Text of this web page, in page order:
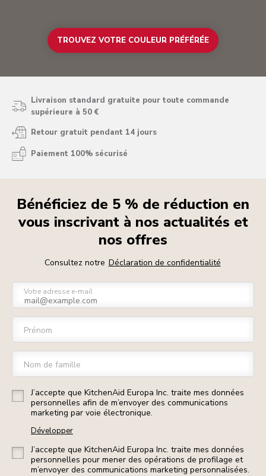
TROUVEZ VOTRE COULEUR PRÉFÉRÉE
Livraison standard gratuite pour toute commande
supérieure à 50 €
Retour gratuit pendant 14 jours
Paiement 100% sécurisé
Bénéficiez de 5 % de réduction en
vous inscrivant à nos actualités et
nos offres
Consultez notre Déclaration de confidentialité
Votre adresse e-mail
Prénom
Nom de famille
J’accepte que KitchenAid Europa Inc. traite mes données
personnelles afin de m’envoyer des communications
marketing par voie électronique.
Développer
J’accepte que KitchenAid Europa Inc. traite mes données
personnelles pour mener des opérations de profilage et
m’envoyer des communications marketing personnalisées.